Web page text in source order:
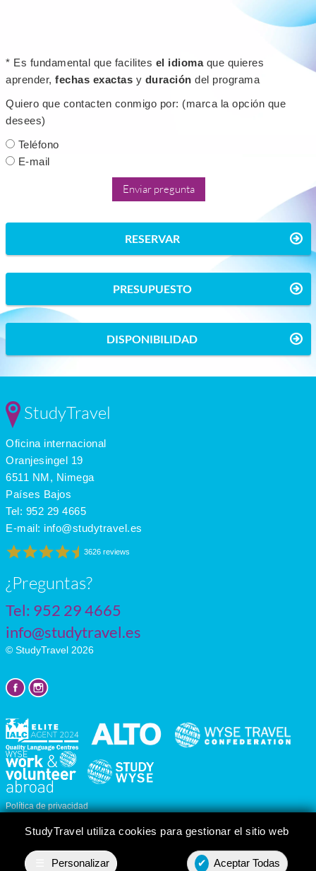
* Es fundamental que facilites el idiomaque quieres
aprender, fechas exactas y duración del programa
Quiero que contacten conmigo por: (marca la opción que
desees)
Teléfono
E-mail
RESERVAR
PRESUPUESTO
DISPONIBILIDAD
StudyTravel utiliza cookies para gestionar el sitio web
Personalizar ✔ Aceptar Todas
StudyTravel
Oficina internacional
Oranjesingel 19
6511 NM, Nimega
Países Bajos
Tel: 952 29 4665
E-mail: info@studytravel.es
3626 reviews
¿Preguntas?
Tel: 952 29 4665
info@studytravel.es
© StudyTravel 2026
Política de privacidad